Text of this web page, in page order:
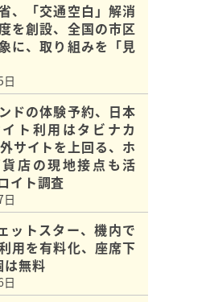
、「交通空白」解消
を創設、全国の市区
に、取り組みを「見
ドの体験予約、日本
ト利用はタビナカ
サイトを上回る、ホ
店の現地接点も活
ト調査
ットスター、機内で
用を有料化、座席下
は無料